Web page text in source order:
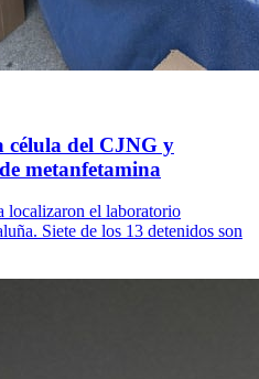
célula del CJNG y
metanfetamina
localizaron el laboratorio
Siete de los 13 detenidos son